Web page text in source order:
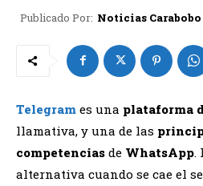
Publicado Por: Noticias Carabobo
Telegram es una plataforma
llamativa, y una de las
competencias de WhatsApp.
alternativa cuando se cae el